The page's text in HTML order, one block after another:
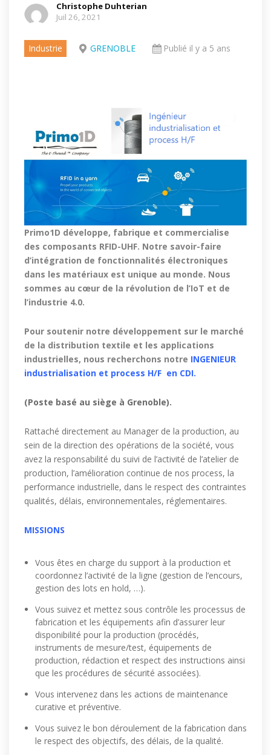
Christophe Duhterian
Juil 26, 2021
Industrie GRENOBLE Publié il y a 5 ans
Primo1D développe, fabrique et commercialise
des composants RFID-UHF. Notre savoir-faire
d’intégration de fonctionnalités électroniques
dans les matériaux est unique au monde. Nous
sommes au cœur de la révolution de l’IoT et de
l’industrie 4.0.
Pour soutenir notre développement sur le marché
de la distribution textile et les applications
industrielles, nous recherchons notre INGENIEUR
industrialisation et process H/F en CDI.
(Poste basé au siège à Grenoble).
Rattaché directement au Manager de la production, au
sein de la direction des opérations de la société, vous
avez la responsabilité du suivi de l’activité de l’atelier de
production, l’amélioration continue de nos process, la
performance industrielle, dans le respect des contraintes
qualités, délais, environnementales, réglementaires.
MISSIONS
Vous êtes en charge du support à la production et
coordonnez l’activité de la ligne (gestion de l’encours,
gestion des lots en hold, …).
Vous suivez et mettez sous contrôle les processus de
fabrication et les équipements afin d’assurer leur
disponibilité pour la production (procédés,
instruments de mesure/test, équipements de
production, rédaction et respect des instructions ainsi
que les procédures de sécurité associées).
Vous intervenez dans les actions de maintenance
curative et préventive.
Vous suivez le bon déroulement de la fabrication dans
le respect des objectifs, des délais, de la qualité.